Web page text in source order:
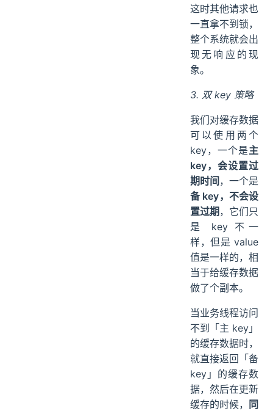
这时其他请求也
一直拿不到锁，
整个系统就会出
现无响应的现
象。
3. 双 key 策略
我们对缓存数据
可以使用两个
key，一个是主
key，会设置过
期时间，一个是
备 key，不会设
置过期，它们只
是 key 不一
样，但是 value
值是一样的，相
当于给缓存数据
做了个副本。
当业务线程访问
不到「主 key」
的缓存数据时，
就直接返回「备
key」的缓存数
据，然后在更新
缓存的时候， 同